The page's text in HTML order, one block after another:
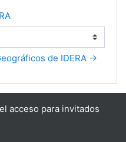
de IDERA →
acceso para invitados